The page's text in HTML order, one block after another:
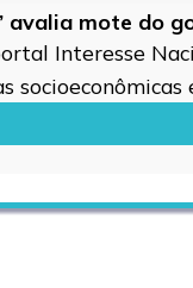
avalia mote do
Interesse
socioeconômicas